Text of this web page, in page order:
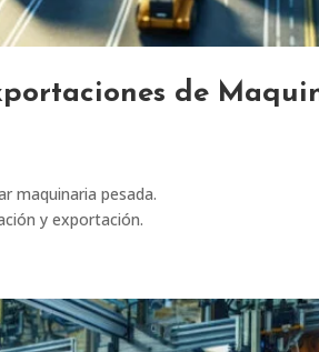
de
maquinaria pesada.
y exportación.